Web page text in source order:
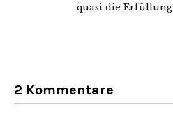
quasi die
2 Kommentare